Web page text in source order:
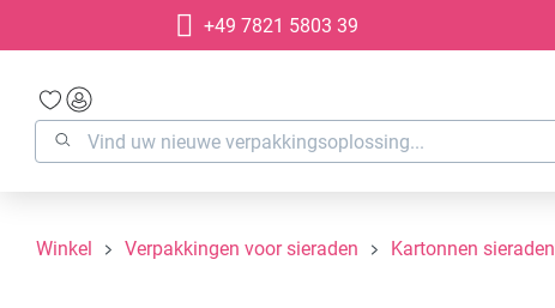
Ga naar de hoofdnavigatie
+49 7821 5803 39
Winkel Verpakkingen voor sieraden Kartonnen